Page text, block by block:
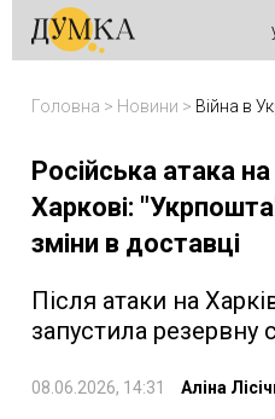
Головна > Новини > Війна в
Російська атака
Харкові:
зміни в доставці
Після атаки на
запустила резервну
08.06.2026, 14:31 Аліна